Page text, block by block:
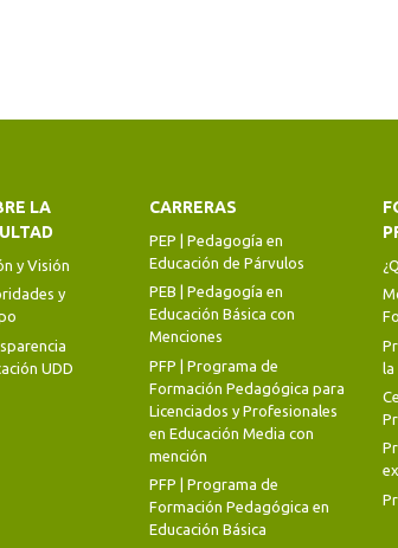
LA
y Visión
y
UDD
CARRERAS
PEP | Pedagogía en
Educación de Párvulos
PEB | Pedagogía en
Educación Básica con
Menciones
PFP | Programa de
Formación Pedagógica para
Licenciados y Profesionales
en Educación Media con
mención
PFP | Programa de
Formación Pedagógica en
Educación Básica
la